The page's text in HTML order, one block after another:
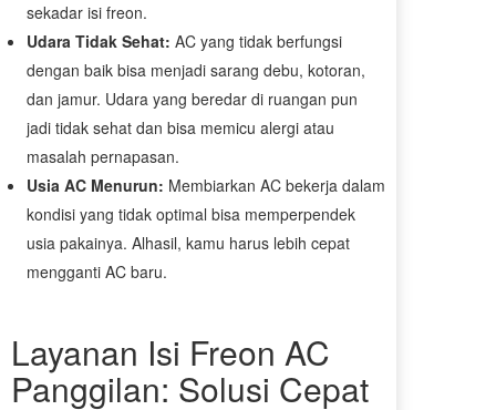
sekadar isi freon.
Udara Tidak Sehat: AC yang tidak berfungsi
dengan baik bisa menjadi sarang debu, kotoran,
dan jamur. Udara yang beredar di ruangan pun
jadi tidak sehat dan bisa memicu alergi atau
masalah pernapasan.
Usia AC Menurun: Membiarkan AC bekerja dalam
kondisi yang tidak optimal bisa memperpendek
usia pakainya. Alhasil, kamu harus lebih cepat
mengganti AC baru.
Layanan Isi Freon AC
Panggilan: Solusi Cepat